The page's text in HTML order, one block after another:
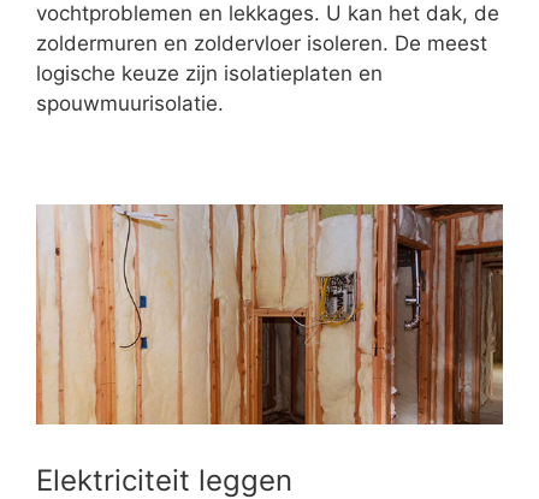
vochtproblemen en lekkages. U kan het dak, de
zoldermuren en zoldervloer isoleren. De meest
logische keuze zijn isolatieplaten en
spouwmuurisolatie.
Elektriciteit leggen